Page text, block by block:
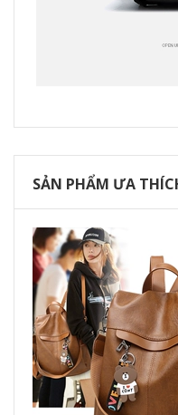
SẢN PHẨM ƯA